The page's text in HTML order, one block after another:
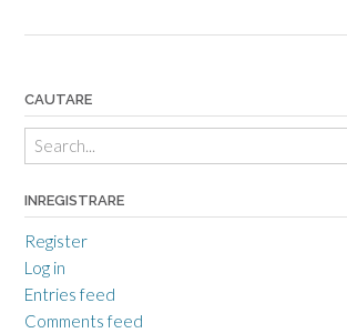
CAUTARE
INREGISTRARE
Register
Log in
Entries feed
Comments feed